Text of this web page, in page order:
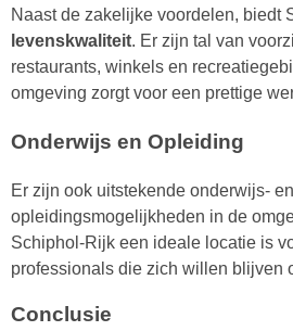
Naast de zakelijke voordelen, biedt
levenskwaliteit. Er zijn tal van
restaurants, winkels en
omgeving zorgt voor een prettige
Onderwijs en Opleiding
Er zijn ook uitstekende onderwijs- en
opleidingsmogelijkheden in de
Schiphol-Rijk een ideale locatie is
professionals die zich willen blijven
Conclusie